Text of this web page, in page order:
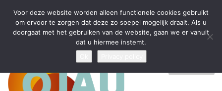
Tijdelijke stop: wegens drukte kan ik beperkt nieuwe zaken aannemen
en vragen beantwoorden
Algemene Voorwaarden
Disclaimer Privacybeleid
Voor deze website worden alleen functionele cookies gebruikt
om ervoor te zorgen dat deze zo soepel mogelijk draait. Als u
doorgaat met het gebruiken van de website, gaan we er vanuit
dat u hiermee instemt.